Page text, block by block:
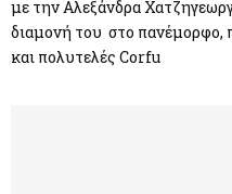
με την Αλεξάνδρα
διαμονή του στο πανέμορφο,
και πολυτελές Corfu